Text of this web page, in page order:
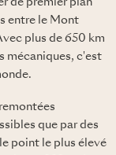
de premier plan
entre le Mont
plus de 650 km
mécaniques, c'est
que par des
point le plus élevé